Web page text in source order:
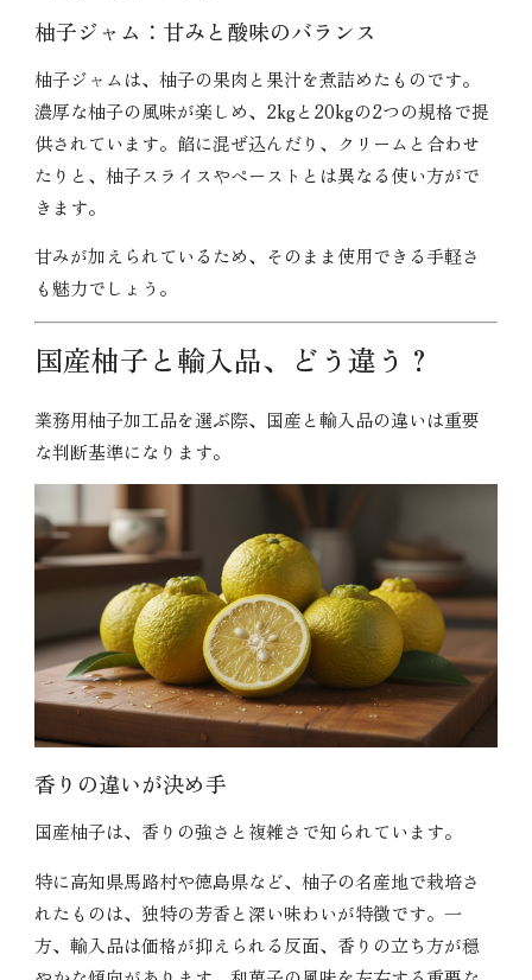
柚子ジャム：甘みと酸味のバランス
柚子ジャムは、柚子の果肉と果汁を煮詰めたものです。
濃厚な柚子の風味が楽しめ、2kgと20kgの2つの規格で提
供されています。餡に混ぜ込んだり、クリームと合わせ
たりと、柚子スライスやペーストとは異なる使い方がで
きます。
甘みが加えられているため、そのまま使用できる手軽さ
も魅力でしょう。
国産柚子と輸入品、どう違う？
業務用柚子加工品を選ぶ際、国産と輸入品の違いは重要
な判断基準になります。
香りの違いが決め手
国産柚子は、香りの強さと複雑さで知られています。
特に高知県馬路村や徳島県など、柚子の名産地で栽培さ
れたものは、独特の芳香と深い味わいが特徴です。一
方、輸入品は価格が抑えられる反面、香りの立ち方が穏